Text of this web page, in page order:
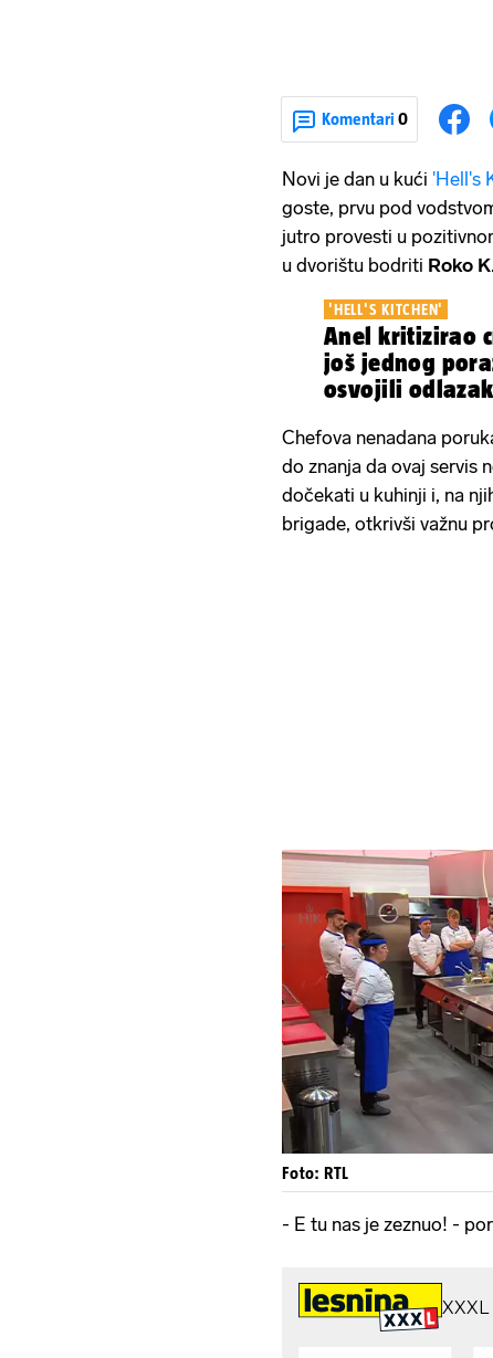
Komentari 0
Novi je dan u kući 'Hell's
goste, prvu pod
jutro provesti u
u dvorištu bodriti Roko K.
'HELL'S KITCHEN'
Anel kritizirao
još jednog
osvojili
Chefova nenadana
do znanja da ovaj servis
dočekati u kuhinji i, na
brigade, otkrivši važnu
Foto: RTL
- E tu nas je zeznuo! -